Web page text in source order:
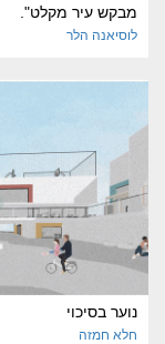
מבקש עיר מקלט".
לוסיאנה הלר
נוער בסיכוי
חלא חמזה